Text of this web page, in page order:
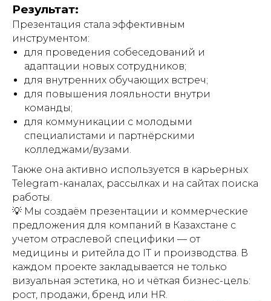
Результат:
Презентация стала эффективным
инструментом:
для проведения собеседований и
адаптации новых сотрудников;
для внутренних обучающих встреч;
для повышения лояльности внутри
команды;
для коммуникации с молодыми
специалистами и партнёрскими
колледжами/вузами.
Также она активно используется в карьерных
Telegram-каналах, рассылках и на сайтах поиска
работы.
💡 Мы создаём презентации и коммерческие
предложения для компаний в Казахстане с
учетом отраслевой специфики — от
медицины и ритейла до IT и производства. В
каждом проекте закладывается не только
визуальная эстетика, но и чёткая бизнес-цель:
рост, продажи, бренд или HR.